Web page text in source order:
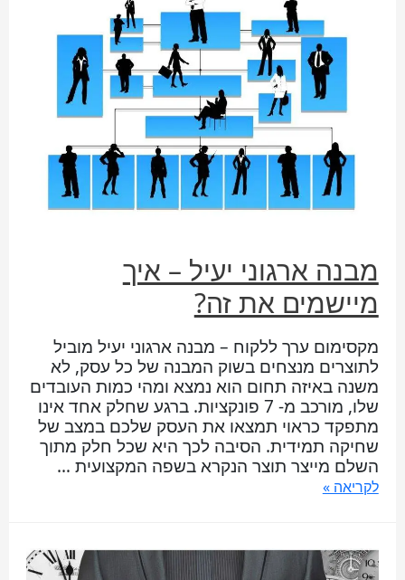
מבנה ארגוני יעיל – איך
מיישמים את זה?
מקסימום ערך ללקוח – מבנה ארגוני יעיל מוביל
לתוצרים מנצחים בשוק המבנה של כל עסק, לא
משנה באיזה תחום הוא נמצא ומהי כמות העובדים
שלו, מורכב מ- 7 פונקציות. ברגע שחלק אחד אינו
מתפקד כראוי תמצאו את העסק שלכם במצב של
שחיקה תמידית. הסיבה לכך היא שכל חלק מתוך
השלם מייצר תוצר הנקרא בשפה המקצועית …
לקריאה »